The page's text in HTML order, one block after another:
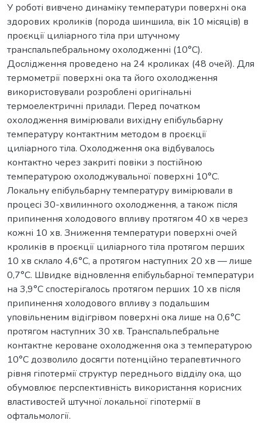
У роботі вивчено динаміку температури поверхні ока
здорових кроликів (порода шиншила, вік 10 місяців) в
проєкції циліарного тіла при штучному
транспальпебральному охолодженні (10°С).
Дослідження проведено на 24 кроликах (48 очей). Для
термометрії поверхні ока та його охолодження
використовували розроблені оригінальні
термоелектричні прилади. Перед початком
охолодження вимірювали вихідну епібульбарну
температуру контактним методом в проєкції
циліарного тіла. Охолодження ока відбувалось
контактно через закриті повіки з постійною
температурою охолоджувальної поверхні 10°С.
Локальну епібульбарну температуру вимірювали в
процесі 30-хвилинного охолодження, а також після
припинення холодового впливу протягом 40 хв через
кожні 10 хв. Зниження температури поверхні очей
кроликів в проєкції циліарного тіла протягом перших
10 хв склало 4,6°С, а протягом наступних 20 хв — лише
0,7°С. Швидке відновлення епібульбарної температури
на 3,9°C спостерігалось протягом перших 10 хв після
припинення холодового впливу з подальшим
уповільненим відігрівом поверхні ока лише на 0,6°C
протягом наступних 30 хв. Транспальпебральне
контактне кероване охолодження ока з температурою
10°С дозволило досягти потенційно терапевтичного
рівня гіпотермії структур переднього відділу ока, що
обумовлює перспективність використання корисних
властивостей штучної локальної гіпотермії в
офтальмології.